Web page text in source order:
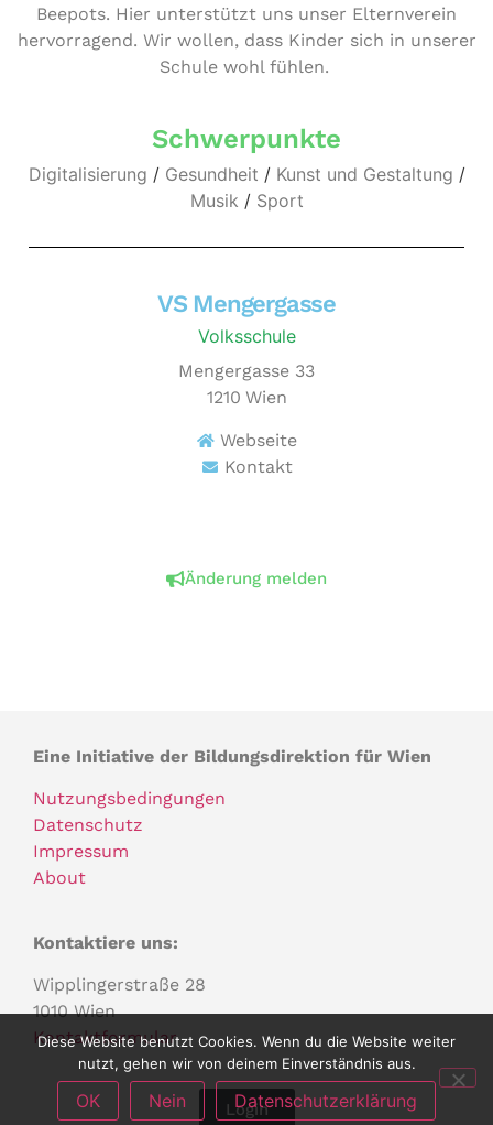
Beepots. Hier unter­stützt uns unser Eltern­ver­ein
her­vor­ra­gend. Wir wollen, dass Kinder sich in unserer
Schule wohl fühlen.
Schwerpunkte
Digitalisierung / Gesundheit / Kunst und Gestaltung /
Musik / Sport
VS Mengergasse
Volksschule
Mengergasse 33
1210 Wien
Webseite
Kontakt
Änderung melden
Eine Initiative der Bildungsdirektion für Wien
Nutzungsbedingungen
Datenschutz
Impressum
About
Kontaktiere uns:
Wipplingerstraße 28
1010 Wien
Kontaktformular
Login
Diese Website benutzt Cookies. Wenn du die Website weiter
nutzt, gehen wir von deinem Einverständnis aus.
OK Nein Datenschutzerklärung